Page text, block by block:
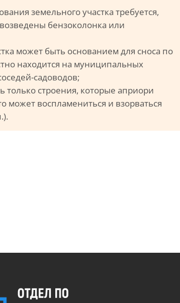
земельного участка требуется,
бензоколонка или
может быть основанием для сноса по
находится на муниципальных
садоводов;
только строения, которые априори
может воспламениться и взорваться